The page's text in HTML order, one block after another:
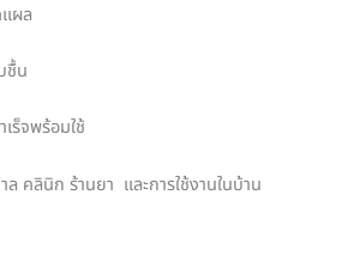
ผล
ชื้น
ร็จพร้อมใช้
ล คลินิก ร้านยา และการใช้งานในบ้าน